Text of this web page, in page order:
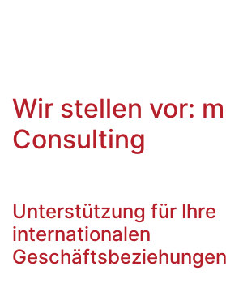
Wir stellen vor:
Consulting
Unterstützung für Ihre
internationalen
Geschäftsbeziehungen